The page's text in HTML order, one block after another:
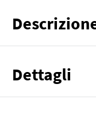
Dettagli